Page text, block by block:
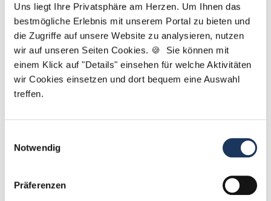
Uns liegt Ihre Privatsphäre am Herzen. Um Ihnen das
bestmögliche Erlebnis mit unserem Portal zu bieten und
die Zugriffe auf unsere Website zu analysieren, nutzen
wir auf unseren Seiten Cookies. 🍪 Sie können mit
einem Klick auf "Details" einsehen für welche Aktivitäten
wir Cookies einsetzen und dort bequem eine Auswahl
treffen.
Notwendig
Präferenzen
Ansprechpartnerin
Gerne helfe ich Ihnen dabei, eine neue Stelle in
einer Zahnarztpraxis zu finden. Kontaktieren Sie
mich gerne, wenn Sie Fragen zu unserem Service
haben.
Jetzt zur kostenlosen Stellenanfrage
Kontakt
Tel.: +49 (0) 521 / 911 730 42